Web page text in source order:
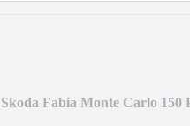
Skoda Fabia Monte Carlo